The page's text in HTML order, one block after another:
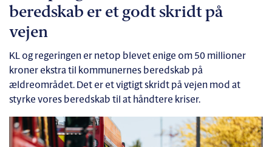
beredskab er et godt skridt på
vejen
KL og regeringen er netop blevet enige om 50 millioner
kroner ekstra til kommunernes beredskab på
ældreområdet. Det er et vigtigt skridt på vejen mod at
styrke vores beredskab til at håndtere kriser.